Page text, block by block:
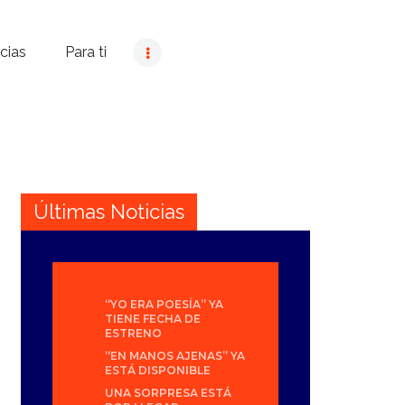
Para ti
Últimas Noticias
“YO ERA POESÍA” YA
TIENE FECHA DE
ESTRENO
“EN MANOS AJENAS” YA
ESTÁ DISPONIBLE
UNA SORPRESA ESTÁ